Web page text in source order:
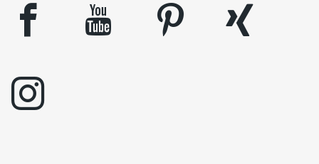
facebook youtube pinterest
xing
instagram